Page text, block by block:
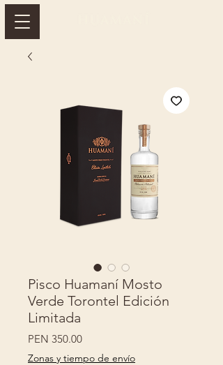
Pisco Huamaní Mosto
Verde Torontel Edición
Limitada
PEN 350.00Price
Zonas y tiempo de envío